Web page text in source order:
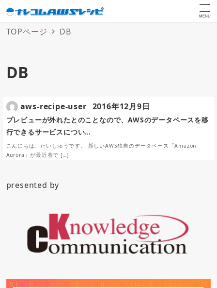
MENU
TOPページ DB
DB
プレビューが外れたとのことなので、AWSのデータベースを移
行できるサービスについ…
こんにちは、たいしゅうです。 新しいAWS独自のデータベース「Amazon
Aurora」が最近巷で […]
aws-recipe-user 2016年12月9日
presented by